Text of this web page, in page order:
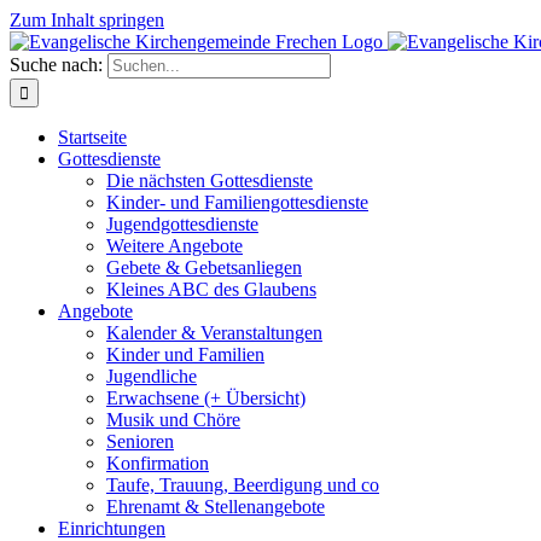
Zum Inhalt springen
Suche nach:
Startseite
Gottesdienste
Die nächsten Gottesdienste
Kinder- und Familiengottesdienste
Jugendgottesdienste
Weitere Angebote
Gebete & Gebetsanliegen
Kleines ABC des Glaubens
Angebote
Kalender & Veranstaltungen
Kinder und Familien
Jugendliche
Erwachsene (+ Übersicht)
Musik und Chöre
Senioren
Konfirmation
Taufe, Trauung, Beerdigung und co
Ehrenamt & Stellenangebote
Einrichtungen